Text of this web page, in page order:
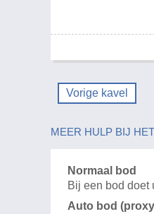
Vorige kavel
MEER HULP BIJ
Normaal bod
Bij een bod doet
Auto bod